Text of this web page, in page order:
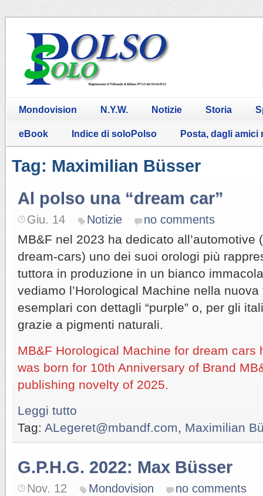
Mondovision N.Y.W. Notizie Storia
eBook Indice di soloPolso Posta, dagli amici
Tag: Maximilian Büsser
Al polso una “dream car”
Giu. 14 Notizie no comments
MB&F nel 2023 ha dedicato all’automotive
dream-cars) uno dei suoi orologi più
tuttora in produzione in un bianco
vediamo l’Horological Machine nella
esemplari con dettagli “purple” o, per gli
grazie a pigmenti naturali.
MB&F Horological Machine for dream cars
was born for 10th Anniversary of Brand
publishing novelty of 2025.
Leggi tutto
Tag: ALegeret@mbandf.com Maximilian
G.P.H.G. 2022: Max Büsser
Nov. 12 Mondovision no comments